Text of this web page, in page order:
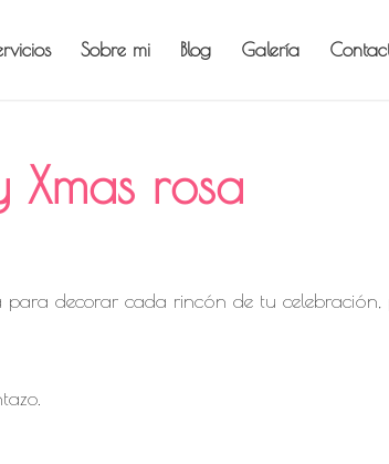
Sobre mi Blog Galería
rosa
para decorar cada rincón de tu celebración,